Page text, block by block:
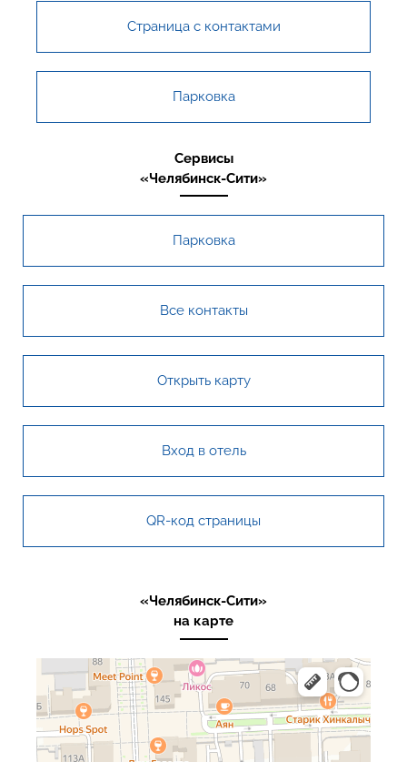
Страница с контактами
Парковка
Сервисы
«Челябинск-Сити»
Парковка
Все контакты
Открыть карту
Вход в отель
QR-код страницы
«Челябинск-Сити»
на карте